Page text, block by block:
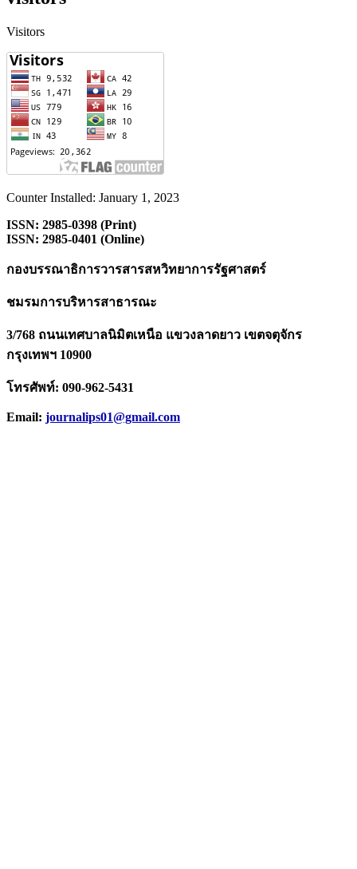
Visitors
Counter Installed: January 1, 2023
ISSN: 2985-0398 (Print)
ISSN: 2985-0401 (Online)
กองบรรณาธิการวารสารสหวิทยาการรัฐศาสตร์
ชมรมการบริหารสาธารณะ
3/768 ถนนเทศบาลนิมิตเหนือ แขวงลาดยาว เขตจตุจักร
กรุงเทพฯ 10900
โทรศัพท์: 090-962-5431
Email: journalips01@gmail.com